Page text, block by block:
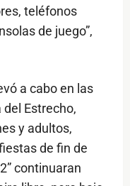
teléfonos
de juego”,
a cabo en las
Estrecho,
y adultos,
de fin de
continuaran